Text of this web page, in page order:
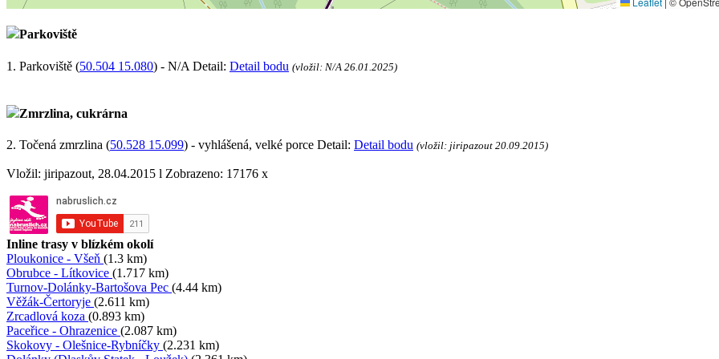
Parkoviště
1. Parkoviště (50.504 15.080) - N/A Detail: Detail bodu (vložil: N/A 26.01.2025)
Zmrzlina, cukrárna
2. Točená zmrzlina (50.528 15.099) - vyhlášená, velké porce Detail: Detail bodu (vložil: jiripazout 20.09.2015)
Vložil: jiripazout, 28.04.2015 l Zobrazeno: 17176 x
Inline trasy v blízkém okolí
Ploukonice - Všeň (1.3 km)
Obrubce - Lítkovice (1.717 km)
Turnov-Dolánky-Bartošova Pec (4.44 km)
Věžák-Čertoryje (2.611 km)
Zrcadlová koza (0.893 km)
Paceřice - Ohrazenice (2.087 km)
Skokovy - Olešnice-Rybníčky (2.231 km)